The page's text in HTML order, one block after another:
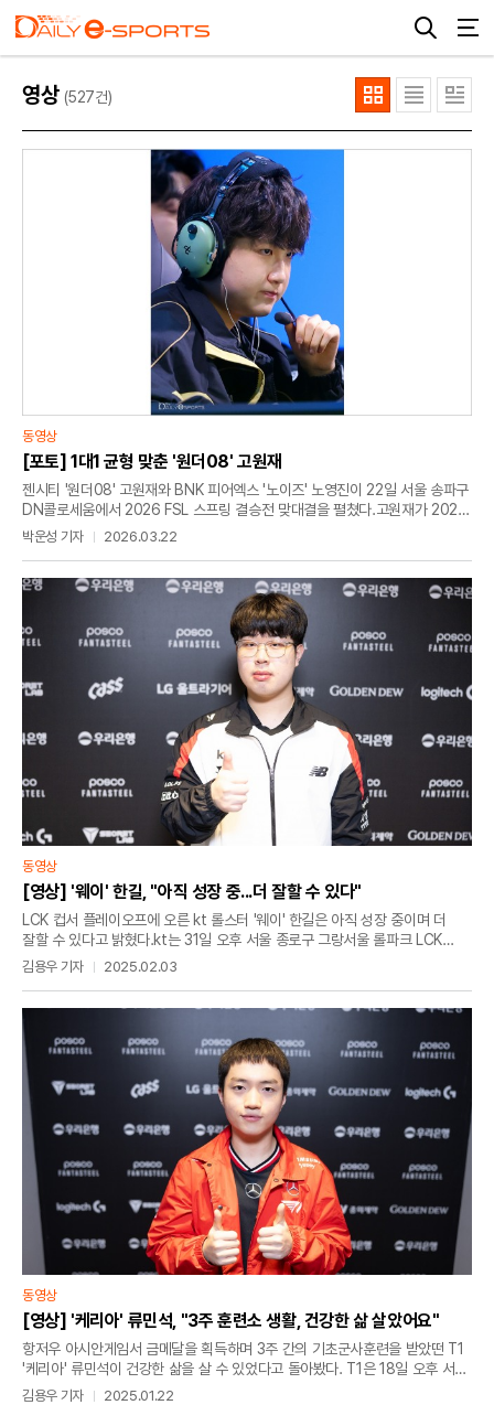
영상 (527건)
동영상
[포토] 1대1 균형 맞춘 '원더08' 고원재
젠시티 '원더08' 고원재와 BNK 피어엑스 '노이즈' 노영진이 22일 서울 송파구
DN콜로세움에서 2026 FSL 스프링 결승전 맞대결을 펼쳤다.고원재가 2026
FSL 스프링 결승전 1경기 패배 이후 2경기에서 6대5로 승리했다. 1대1로
박운성 기자 2026.03.22
동영상
[영상] '웨이' 한길, "아직 성장 중...더 잘할 수 있다"
LCK 컵서 플레이오프에 오른 kt 롤스터 '웨이' 한길은 아직 성장 중이며 더
잘할 수 있다고 밝혔다.kt는 31일 오후 서울 종로구 그랑서울 롤파크 LCK
아레나에서 열린 LCK 컵 그룹 배틀 경기서 DN 프릭스에 2대1로 승리를
거뒀다. 승리한 kt는 장로 그룹서 3승 2패(+1)를 기록, 플레이오프 진출을 확정
나아지고 있다고 생각한다"며 "오늘도 OK 저축은행 브리온 전보다 나아졌다고
본다. 앞으로 더 성장하는 모습 보여줄 수 있을 거다. 더 잘할 수 있다"며
경기를 치를수록 나아지고 있다고 전했다.
김용우 기자 2025.02.03
동영상
[영상] '케리아' 류민석, "3주 훈련소 생활, 건강한 삶 살았어요"
항저우 아시안게임서 금메달을 획득하며 3주 간의 기초군사훈련을 받았떤 T1
'케리아' 류민석이 건강한 삶을 살 수 있었다고 돌아봤다. T1은 18일 오후 서울
종로구 그랑서울 롤파크 LCK 아레나에서 열린 2025 LCK 컵 그룹 배틀서
김용우 기자 2025.01.22